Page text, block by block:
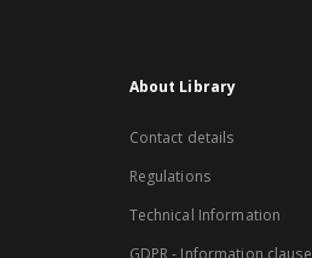
About Library
Contact details
Regulations
Technical Information
GDPR - Information clause